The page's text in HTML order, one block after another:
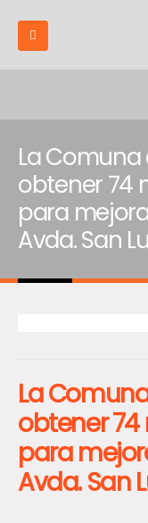
La Comuna
obtener 74
para
Avda. San
La
obtener
para
Avda. San